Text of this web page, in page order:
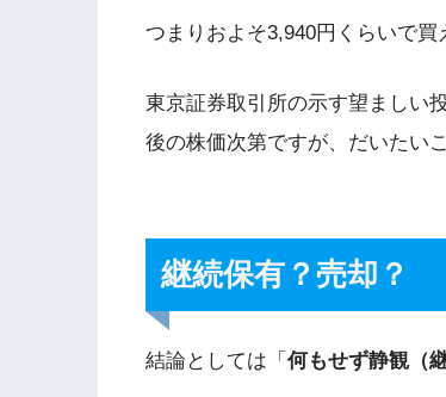
つまりおよそ3,940円くらいで買
東京証券取引所の示す望ましい
後の株価次第ですが、だいたい
継続保有？売却？
結論としては「 何もせず静観（